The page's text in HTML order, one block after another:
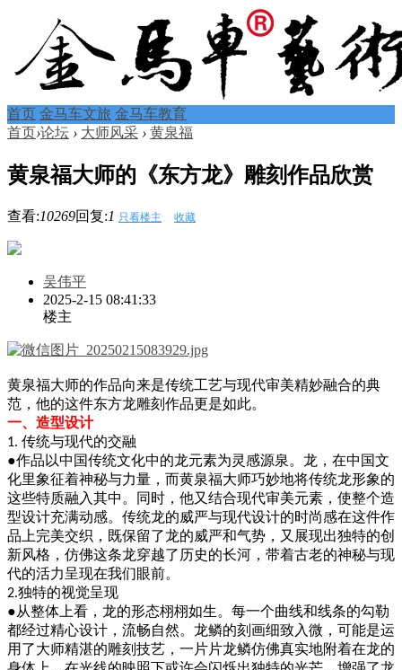
首页 金马车文旅 金马车教育
首页›论坛 › 大师风采 › 黄泉福
黄泉福大师的《东方龙》雕刻作品欣赏
查看:10269回复:1 只看楼主 收藏
吴伟平
2025-2-15 08:41:33
楼主
黄泉福大师的作品向来是传统工艺与现代审美精妙融合的典
范，他的这件东方龙雕刻作品更是如此。
一、造型设计
1. 传统与现代的交融
●作品以中国传统文化中的龙元素为灵感源泉。龙，在中国文
化里象征着神秘与力量，而黄泉福大师巧妙地将传统龙形象的
这些特质融入其中。同时，他又结合现代审美元素，使整个造
型设计充满动感。传统龙的威严与现代设计的时尚感在这件作
品上完美交织，既保留了龙的威严和气势，又展现出独特的创
新风格，仿佛这条龙穿越了历史的长河，带着古老的神秘与现
代的活力呈现在我们眼前。
2.独特的视觉呈现
●从整体上看，龙的形态栩栩如生。每一个曲线和线条的勾勒
都经过精心设计，流畅自然。龙鳞的刻画细致入微，可能是运
用了大师精湛的雕刻技艺，一片片龙鳞仿佛真实地附着在龙的